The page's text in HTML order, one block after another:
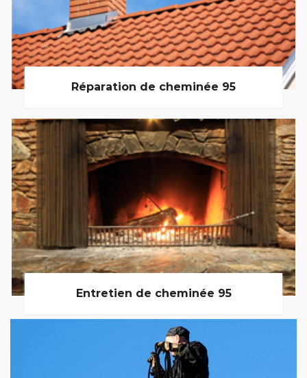
Réparation de cheminée 95
Entretien de cheminée 95